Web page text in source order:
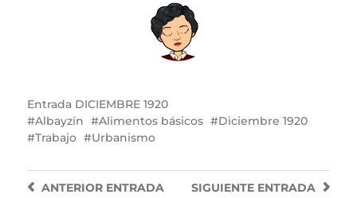
Entrada DICIEMBRE 1920
Albayzín
Alimentos básicos
Diciembre 1920
Trabajo
Urbanismo
SIGUIENTE ENTRADA
ANTERIORENTRADA